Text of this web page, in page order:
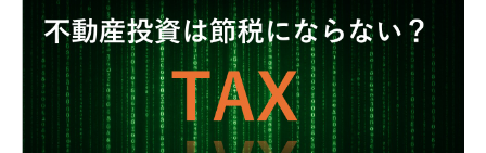
セットライフエージェンシー（以下，「当社」といいます。）
は、本ウェブサイト上で提供するサービス（以下「本サービス」
といいます）におけるプライバシー情報の取扱いについて、以下
のとおりプライバシーポリシー（以下「本ポリシー」といいま
年収 任意
ご希望時間帯にコンサルタントからお電話をさせていただ
きます。
必要事項をご入力のうえ、送信してください。
お住まいの都道府県 任意
電話番号 任意